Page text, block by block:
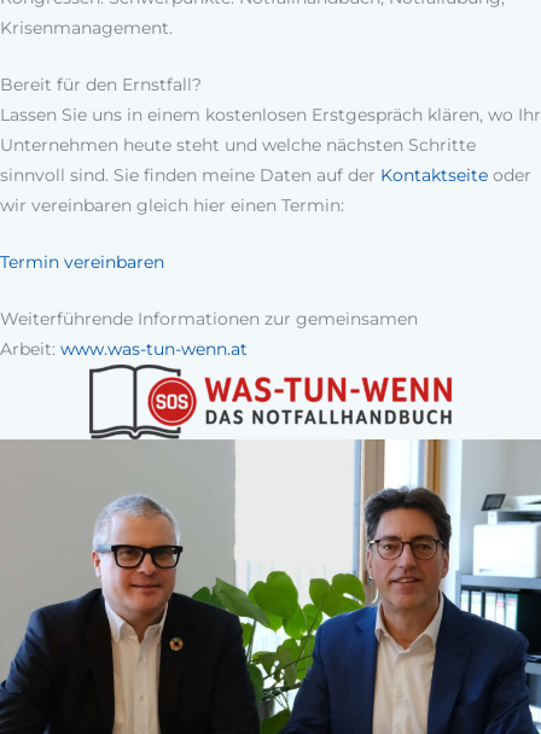
Krisenmanagement.
Bereit für den Ernstfall?
Lassen Sie uns in einem kostenlosen Erstgespräch klären, wo Ihr
Unternehmen heute steht und welche nächsten Schritte
sinnvoll sind. Sie finden meine Daten auf der Kontaktseite oder
wir vereinbaren gleich hier einen Termin:
Termin vereinbaren
Weiterführende Informationen zur gemeinsamen
Arbeit: www.was-tun-wenn.at